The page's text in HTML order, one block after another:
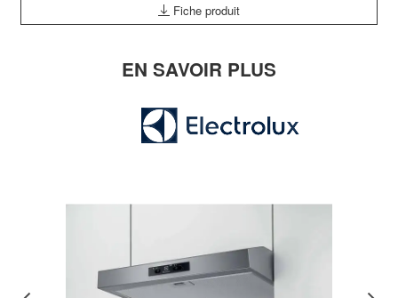
Fiche produit
EN SAVOIR PLUS